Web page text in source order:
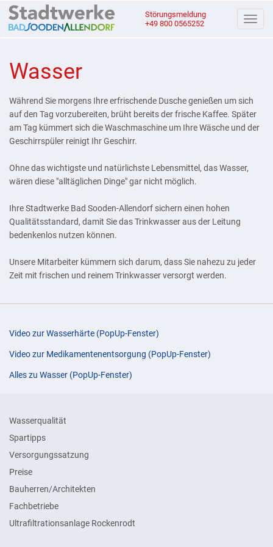
Störungsmeldung
+49 800 0565252
ein
Wasser
Während Sie morgens Ihre erfrischende Dusche genießen um sich
auf den Tag vorzubereiten, brüht bereits der frische Kaffee. Später
am Tag kümmert sich die Waschmaschine um Ihre Wäsche und der
Geschirrspüler reinigt Ihr Geschirr.
Ohne das wichtigste und natürlichste Lebensmittel, das Wasser,
wären diese "alltäglichen Dinge" gar nicht möglich.
Ihre Stadtwerke Bad Sooden-Allendorf sichern einen hohen
Qualitätsstandard, damit Sie das Trinkwasser aus der Leitung
bedenkenlos nutzen können.
Unsere Mitarbeiter kümmern sich darum, dass Sie nahezu zu jeder
Zeit mit frischen und reinem Trinkwasser versorgt werden.
Video zur Wasserhärte (PopUp-Fenster)
Video zur Medikamentenentsorgung (PopUp-Fenster)
Alles zu Wasser (PopUp-Fenster)
Wasserqualität
Spartipps
Versorgungssatzung
Preise
Bauherren/Architekten
Fachbetriebe
Ultrafiltrationsanlage Rockenrodt